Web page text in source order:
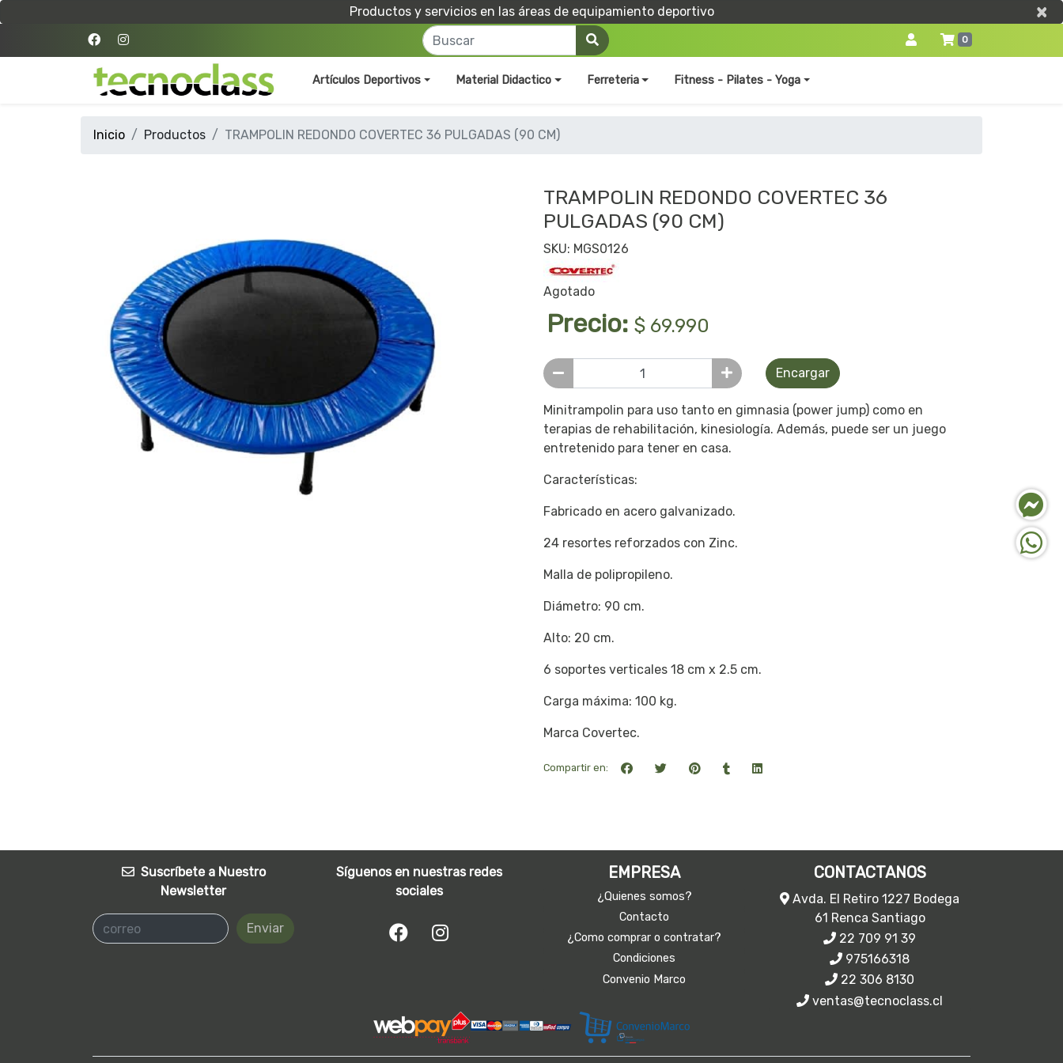
Productos y servicios en las áreas de equipamiento deportivo ×
×
0
Artículos Deportivos Material Didactico Ferreteria Fitness - Pilates - Yoga
Inicio Productos TRAMPOLIN REDONDO COVERTEC 36 PULGADAS (90 CM)
TRAMPOLIN REDONDO COVERTEC 36
PULGADAS (90 CM)
SKU: MGS0126
Agotado
Precio: $ 69.990
Encargar
Minitrampolin para uso tanto en gimnasia (power jump) como en
terapias de rehabilitación, kinesiología. Además, puede ser un juego
entretenido para tener en casa.
Características:
Fabricado en acero galvanizado.
24 resortes reforzados con Zinc.
Malla de polipropileno.
Diámetro: 90 cm.
Alto: 20 cm.
6 soportes verticales 18 cm x 2.5 cm.
Carga máxima: 100 kg.
Marca Covertec.
Compartir en:
Suscríbete a Nuestro
Newsletter
Enviar
Síguenos en nuestras redes
sociales
EMPRESA
¿Quienes somos?
Contacto
¿Como comprar o contratar?
Condiciones
Convenio Marco
CONTACTANOS
Avda. El Retiro 1227 Bodega
61 Renca Santiago
22 709 91 39
975166318
22 306 8130
ventas@tecnoclass.cl